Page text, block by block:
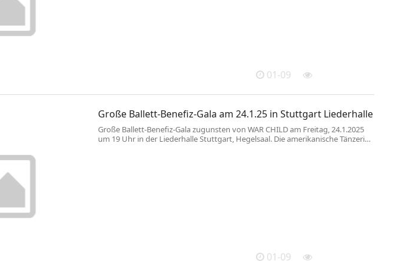
01-09
Große Ballett-Benefiz-Gala am 24.1.25 in Stuttgart Liederhalle
Große Ballett-Benefiz-Gala zugunsten von WAR CHILD am Freitag, 24.1.2025
um 19 Uhr in der Liederhalle Stuttgart, Hegelsaal. Die amerikanische Tänzerin
01-09